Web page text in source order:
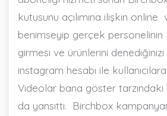
kutusunu açılımına ilişkin online
benimseyip gerçek personelinin
girmesi ve ürünlerini
instagram hesabı ile
Videolar bana göster tarzındaki
da yansıttı.
Birchbox